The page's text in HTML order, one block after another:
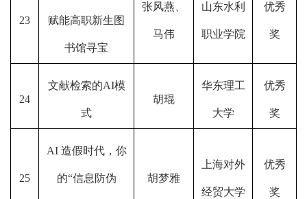
23 赋能高职新生图
书馆寻宝
张风燕、
马伟
山东水利
职业学院
优秀
奖
24
文献检索的AI模
式
胡琨
华东理工
大学
优秀
奖
25
AI 造假时代，你
的“信息防伪 胡梦雅
上海对外
经贸大学
优秀
奖